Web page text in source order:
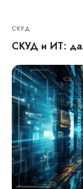
СКУД
СКУД и ИT: